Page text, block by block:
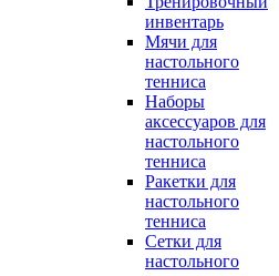
инвентарь
Мячи для
настольного
тенниса
Наборы
аксессуаров для
настольного
тенниса
Ракетки для
настольного
тенниса
Сетки для
настольного